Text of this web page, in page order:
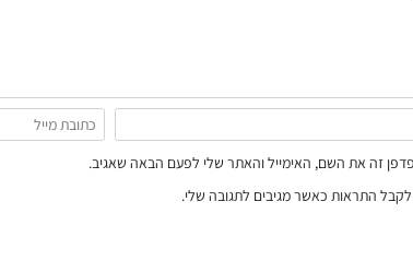
זה את השם, האימייל והאתר שלי לפעם הבאה שאגיב.
לקבל התראות כאשר מגיבים לתגובה שלי.